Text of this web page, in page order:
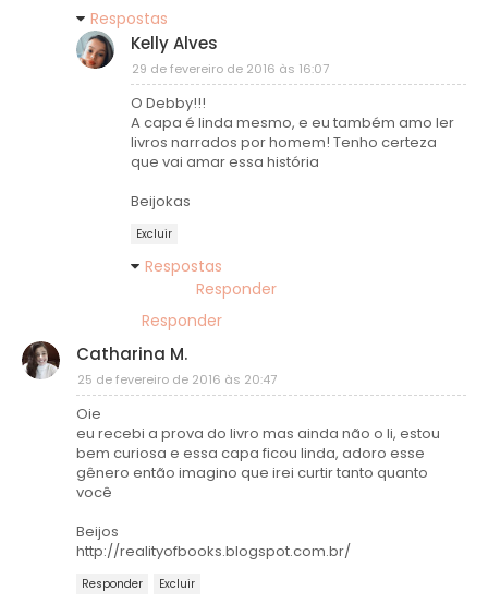
Respostas
Kelly Alves
29 de fevereiro de 2016 às 16:07
O Debby!!!
A capa é linda mesmo, e eu também amo ler
livros narrados por homem! Tenho certeza
que vai amar essa história
Beijokas
Excluir
Respostas
Responder
Responder
Catharina M.
25 de fevereiro de 2016 às 20:47
Oie
eu recebi a prova do livro mas ainda não o li, estou
bem curiosa e essa capa ficou linda, adoro esse
gênero então imagino que irei curtir tanto quanto
você
Beijos
http://realityofbooks.blogspot.com.br/
Responder Excluir